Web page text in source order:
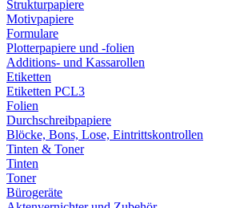
Strukturpapiere
Motivpapiere
Formulare
Plotterpapiere und -folien
Additions- und Kassarollen
Etiketten
Etiketten PCL3
Folien
Durchschreibpapiere
Blöcke, Bons, Lose, Eintrittskontrollen
Tinten & Toner
Tinten
Toner
Bürogeräte